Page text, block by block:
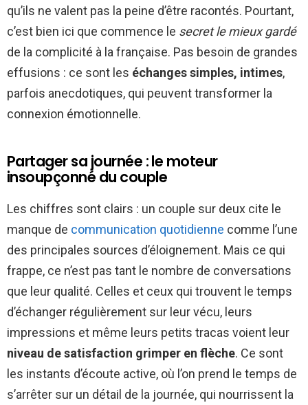
qu’ils ne valent pas la peine d’être racontés. Pourtant,
c’est bien ici que commence le secret le mieux gardé
de la complicité à la française. Pas besoin de grandes
effusions : ce sont les échanges simples, intimes,
parfois anecdotiques, qui peuvent transformer la
connexion émotionnelle.
Partager sa journée : le moteur
insoupçonné du couple
Les chiffres sont clairs : un couple sur deux cite le
manque de communication quotidienne comme l’une
des principales sources d’éloignement. Mais ce qui
frappe, ce n’est pas tant le nombre de conversations
que leur qualité. Celles et ceux qui trouvent le temps
d’échanger régulièrement sur leur vécu, leurs
impressions et même leurs petits tracas voient leur
niveau de satisfaction grimper en flèche. Ce sont
les instants d’écoute active, où l’on prend le temps de
s’arrêter sur un détail de la journée, qui nourrissent la